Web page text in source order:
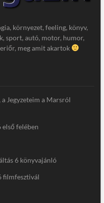
környezet, feeling, könyv,
sport, autó, motor, humor,
meg amit akartok
Jegyzeteim a Marsról
felében
6 könyvajánló
filmfesztivál